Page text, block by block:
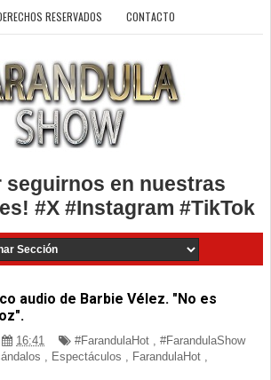
RESERVADOS CONTACTO
seguirnos en nuestras
#X #Instagram #TikTok
audio de Barbie Vélez. "No es
16:41 #FarandulaHot
#FarandulaShow
Espectáculos FarandulaHot